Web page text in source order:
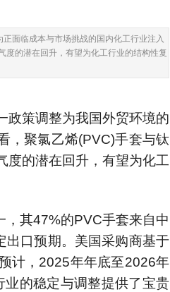
面临成本与市场挑战的国内化工行业注入
度的潜在回升，有望为化工行业的结构性复
政策调整为我国外贸环境的
，聚氯乙烯(PVC)手套与钛
度的潜在回升，有望为化工
其47%的PVC手套来自中
出口预期。美国采购商基于
计，2025年年底至2026年
的稳定与调整提供了宝贵